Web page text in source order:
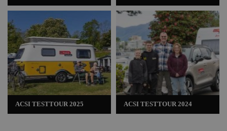
ACSI TESTTOUR 2025 ACSI TESTTOUR 2024